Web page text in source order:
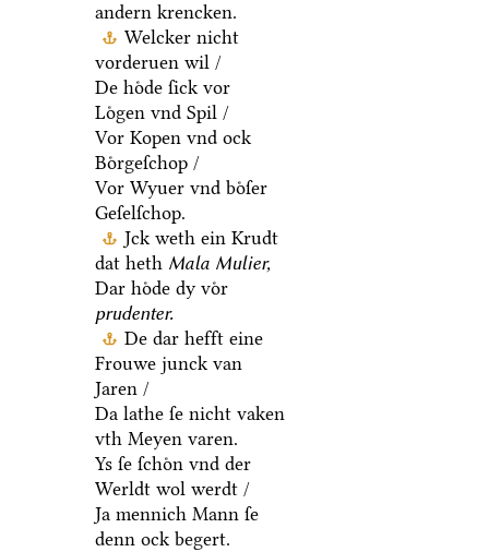
andern krencken.
Welcker nicht
vorderuen wil /
De hoͤde ſick vor
Loͤgen vnd Spil /
Vor Kopen vnd ock
Boͤrgeſchop /
Vor Wyuer vnd boͤſer
Geſelſchop.
Jck weth ein Krudt
dat heth Mala Mulier,
Dar hoͤde dy voͤr
prudenter.
De dar hefft eine
Frouwe junck van
Jaren /
Da lathe ſe nicht vaken
vth Meyen varen.
Ys ſe ſchoͤn vnd der
Werldt wol werdt /
Ja mennich Mann ſe
denn ock begert.